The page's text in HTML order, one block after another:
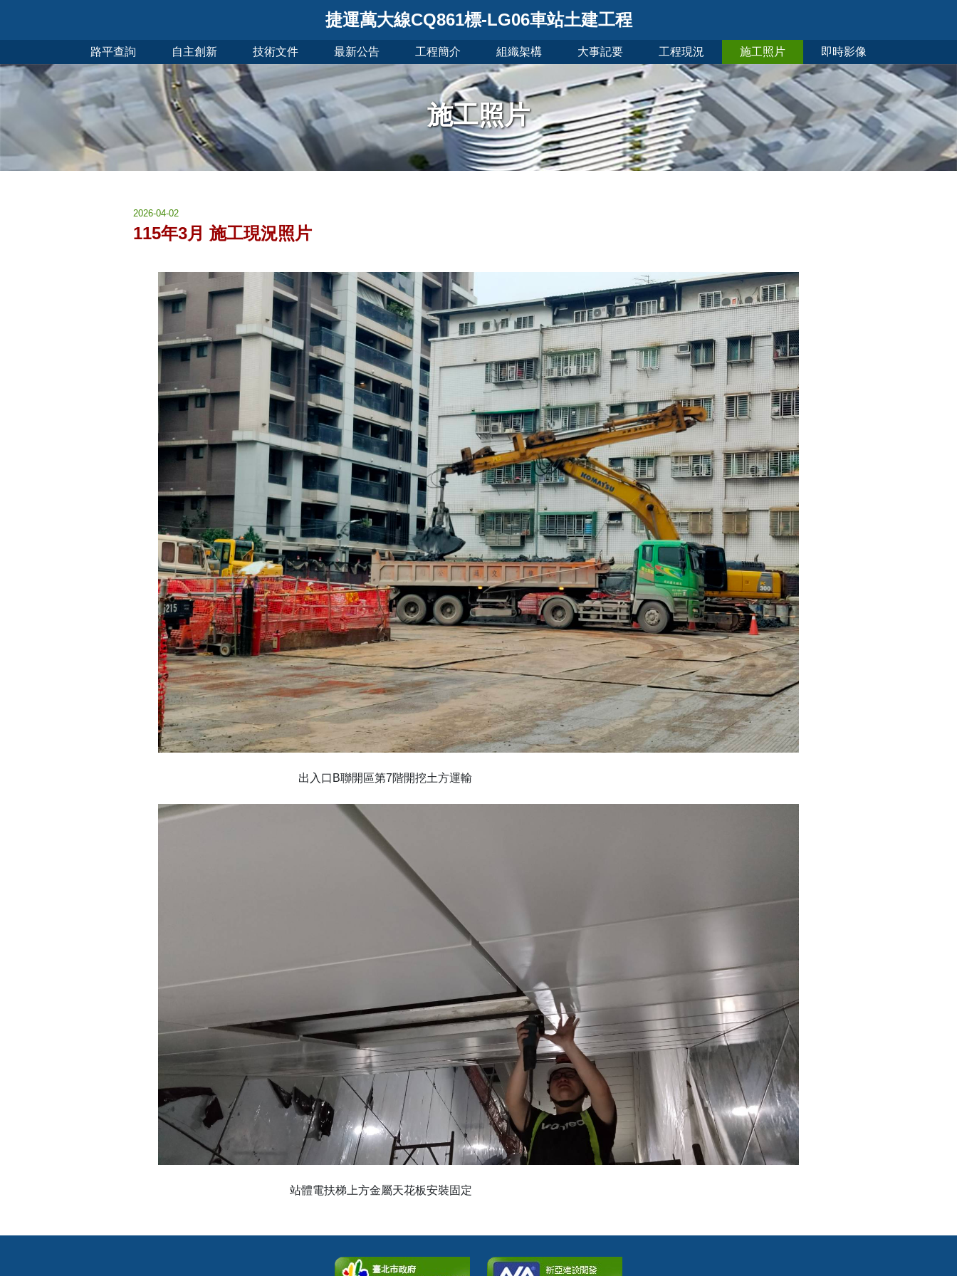
捷運萬大線CQ861標-LG06車站土建工程
路平查詢 自主創新 技術文件 最新公告 工程簡介 組織架構 大事記要 工程現況 施工照片 即時影像
施工照片
2026-04-02
115年3月 施工現況照片
出入口B聯開區第7階開挖土方運輸
站體電扶梯上方金屬天花板安裝固定